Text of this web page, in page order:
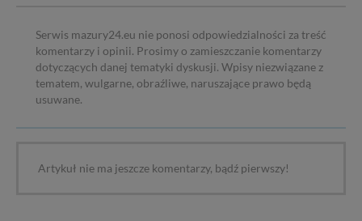
Serwis mazury24.eu nie ponosi odpowiedzialności za treść
komentarzy i opinii. Prosimy o zamieszczanie komentarzy
dotyczących danej tematyki dyskusji. Wpisy niezwiązane z
tematem, wulgarne, obraźliwe, naruszające prawo będą
usuwane.
Artykuł nie ma jeszcze komentarzy, bądź pierwszy!